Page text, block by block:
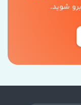
شوید.